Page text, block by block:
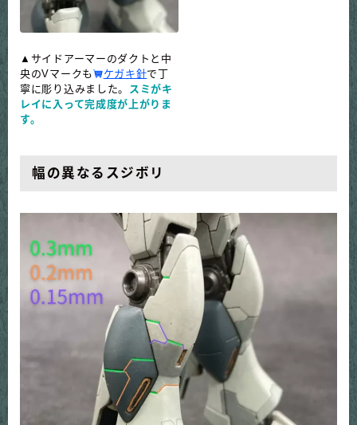
▲サイドアーマーのダクトと中
央のVマークも
ケガキ針で丁
寧に彫り込みました。
スミがキ
レイに入って完成度が上がりま
す。
幅の異なるスジボリ